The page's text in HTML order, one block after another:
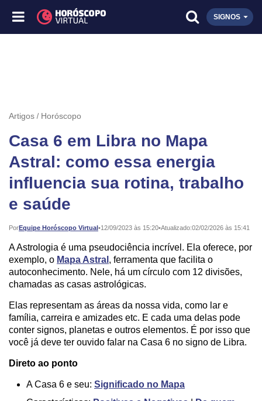
SIGNOS
Artigos Horóscopo
Casa 6 em Libra no Mapa
Astral: como essa energia
influencia sua rotina, trabalho
e saúde
PorEquipe Horóscopo Virtual•
Publicado: 12/09/2023 às 15:20•Atualizado:02/02/2026 às 15:41
A Astrologia é uma pseudociência incrível. Ela oferece, por
exemplo, o Mapa Astral , ferramenta que facilita o
autoconhecimento. Nele, há um círculo com 12 divisões,
chamadas as casas astrológicas.
Elas representam as áreas da nossa vida, como lar e
família, carreira e amizades etc. E cada uma delas pode
conter signos, planetas e outros elementos. É por isso que
você já deve ter ouvido falar na Casa 6 no signo de Libra.
Direto ao ponto
A Casa 6 e seu: Significado no Mapa